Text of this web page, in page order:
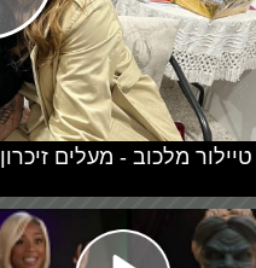
טיילור מלכוב - מעלים זיכרון